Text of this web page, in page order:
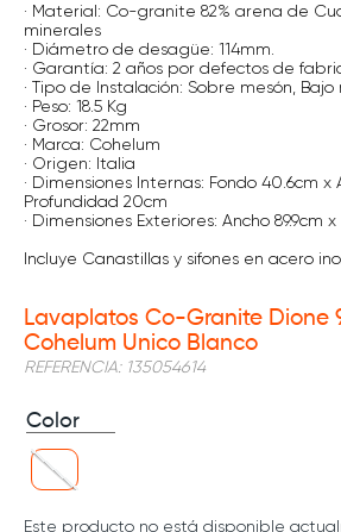
· Material: Co-granite 82% arena de
minerales
· Diámetro de desagüe: 114mm.
· Garantía: 2 años por defectos de
· Tipo de Instalación: Sobre mesón, Bajo
· Peso: 18.5 Kg
· Grosor: 22mm
· Marca: Cohelum
· Origen: Italia
· Dimensiones Internas: Fondo 40.6cm x
Profundidad 20cm
· Dimensiones Exteriores: Ancho 89.9cm x
Incluye Canastillas y sifones en acero
Lavaplatos Co-Granite Dione
Cohelum Unico Blanco
REFERENCIA: 135054614
Color